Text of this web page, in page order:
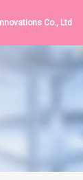
Co., Ltd